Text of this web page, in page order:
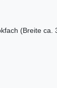
(Breite ca.